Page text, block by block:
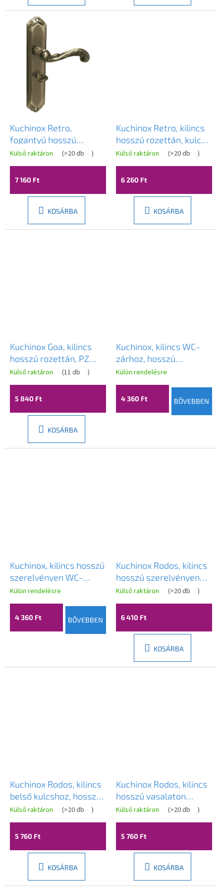
Kuchinox Retro,
fogantyú hosszú
rozettán, WC-ülőke,
tengelytávolság 72 mm,
patinás, LAV-KCR_413A
Külső raktáron (>20 db )
7 160 Ft
KOSÁRBA
Kuchinox Retro, kilincs
hosszú rozettán, kulcs,
tengelytávolság 72 mm,
patinás, LAV-KCR_411A
Külső raktáron (>20 db )
6 260 Ft
KOSÁRBA
Kuchinox Goa, kilincs
hosszú rozettán, PZ
betét, tengelytávolság
72 mm, patinás, LAV-
KCG_412A
Külső raktáron (11 db )
5 840 Ft
KOSÁRBA
Kuchinox, kilincs WC-
zárhoz, hosszú
szerelvényen, szatén,
LAV-KCK_313A
Külön rendelésre
4 360 Ft BŐVEBBEN
Kuchinox, kilincs hosszú
szerelvényen WC-
zárhoz, patinás, LAV-
KCK_413S
Külön rendelésre
4 360 Ft BŐVEBBEN
Kuchinox Rodos, kilincs
hosszú szerelvényen
WC-zárhoz, patinás,
LAV-KGO_413A
Külső raktáron (>20 db )
6 410 Ft
KOSÁRBA
Kuchinox Rodos, kilincs
belső kulcshoz, hosszú
szerelvényen, patinás,
LAV-KGO_411A
Külső raktáron (>20 db )
5 760 Ft
KOSÁRBA
Kuchinox Rodos, kilincs
hosszú vasalaton
beltéri ajtókhoz és
cilinderbetéthez,
patinás, LAV-KGO_412A
Külső raktáron (>20 db )
5 760 Ft
KOSÁRBA